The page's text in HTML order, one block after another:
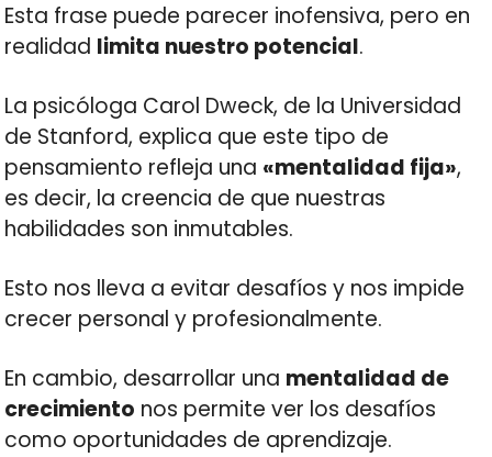
Esta frase puede parecer inofensiva, pero en
realidad limita nuestro potencial.
La psicóloga Carol Dweck, de la Universidad
de Stanford, explica que este tipo de
pensamiento refleja una «mentalidad fija»,
es decir, la creencia de que nuestras
habilidades son inmutables.
Esto nos lleva a evitar desafíos y nos impide
crecer personal y profesionalmente.
En cambio, desarrollar una mentalidad de
crecimiento nos permite ver los desafíos
como oportunidades de aprendizaje.